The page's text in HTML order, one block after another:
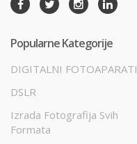
Popularne Kategorije
DIGITALNI FOTOAPARATI
DSLR
Izrada Fotografija Svih
Formata